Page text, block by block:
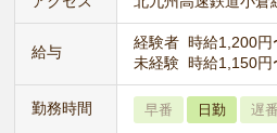
給与
経験者 時給1,200円
未経験 時給1,150円
勤務時間 早番 日勤 遅番